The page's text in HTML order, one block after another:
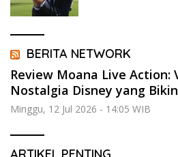
BERITA NETWORK
Review Moana Live Action:
Nostalgia Disney yang
Minggu, 12 Jul 2026 - 14:05 WIB
ARTIKEL PENTING